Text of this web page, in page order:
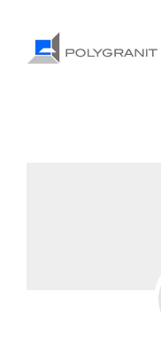
contenu